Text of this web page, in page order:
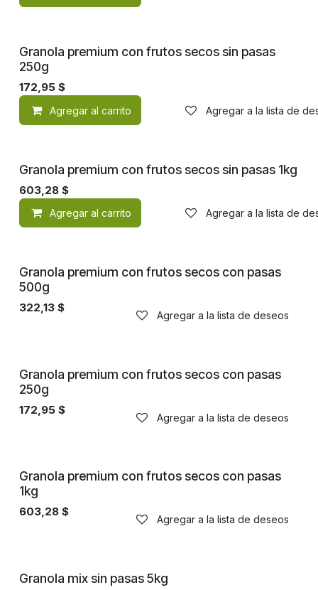
Granola premium con frutos secos sin pasas
250g
172,95 $
Agregar al carrito Agregar a la lista de
Granola premium con frutos secos sin pasas 1kg
603,28 $
Agregar al carrito Agregar a la lista de
Granola premium con frutos secos con pasas
500g
322,13 $
Agregar a la lista de deseos
Granola premium con frutos secos con pasas
250g
172,95 $
Agregar a la lista de deseos
Granola premium con frutos secos con pasas
1kg
603,28 $
Agregar a la lista de deseos
Granola mix sin pasas 5kg